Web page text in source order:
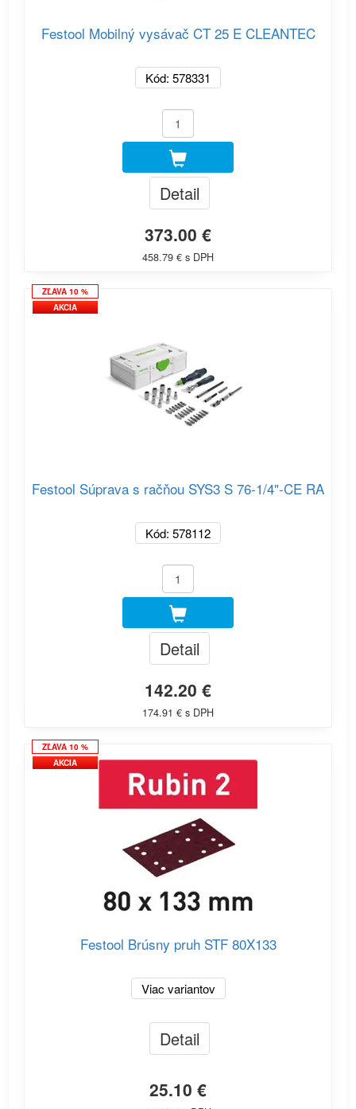
Festool Mobilný vysávač CT 25 E CLEANTEC
Kód: 578331
Detail
373.00 €
458.79 € s DPH
ZĽAVA 10 %
AKCIA
Festool Súprava s račňou SYS3 S 76-1/4"-CE RA
Kód: 578112
Detail
142.20 €
174.91 € s DPH
ZĽAVA 10 %
AKCIA
Festool Brúsny pruh STF 80X133
Viac variantov
Detail
25.10 €